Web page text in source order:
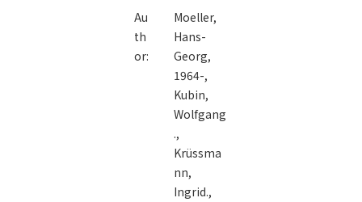
Au
th
or:
Moeller,
Hans-
Georg,
1964-,
Kubin,
Wolfgang
.,
Krüssma
nn,
Ingrid.,